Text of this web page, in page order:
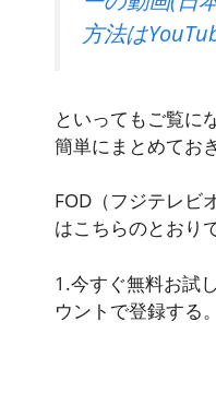
方法は
といってもご覧に
簡単にまとめてお
FOD（フジテレビ
はこちらのとおり
1.今すぐ無料お試
ウントで登録する。